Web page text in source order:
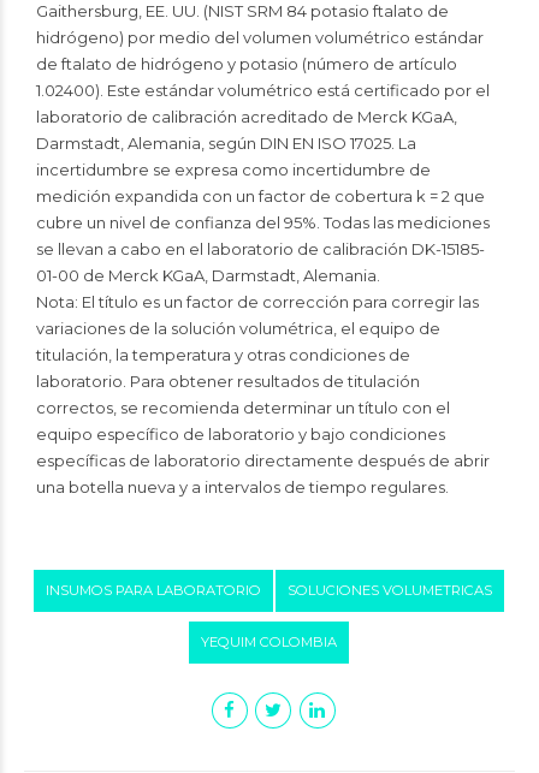
Gaithersburg, EE. UU. (NIST SRM 84 potasio ftalato de
hidrógeno) por medio del volumen volumétrico estándar
de ftalato de hidrógeno y potasio (número de artículo
1.02400). Este estándar volumétrico está certificado por el
laboratorio de calibración acreditado de Merck KGaA,
Darmstadt, Alemania, según DIN EN ISO 17025. La
incertidumbre se expresa como incertidumbre de
medición expandida con un factor de cobertura k = 2 que
cubre un nivel de confianza del 95%. Todas las mediciones
se llevan a cabo en el laboratorio de calibración DK-15185-
01-00 de Merck KGaA, Darmstadt, Alemania.
Nota: El título es un factor de corrección para corregir las
variaciones de la solución volumétrica, el equipo de
titulación, la temperatura y otras condiciones de
laboratorio. Para obtener resultados de titulación
correctos, se recomienda determinar un título con el
equipo específico de laboratorio y bajo condiciones
específicas de laboratorio directamente después de abrir
una botella nueva y a intervalos de tiempo regulares.
INSUMOS PARA LABORATORIO SOLUCIONES VOLUMETRICAS
YEQUIM COLOMBIA